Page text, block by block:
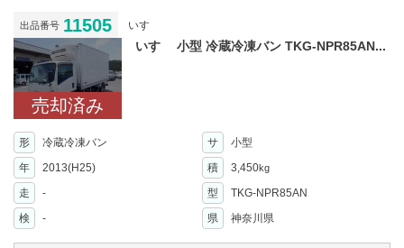
出品番号 11505 いすゞ
売却済み
いすゞ 小型 冷蔵冷凍バン TKG-NPR85AN...
形 冷蔵冷凍バン サ
小型
年
2013(H25) 積 3,450kg
走 - 型
TKG-NPR85AN
検
- 県 神奈川県